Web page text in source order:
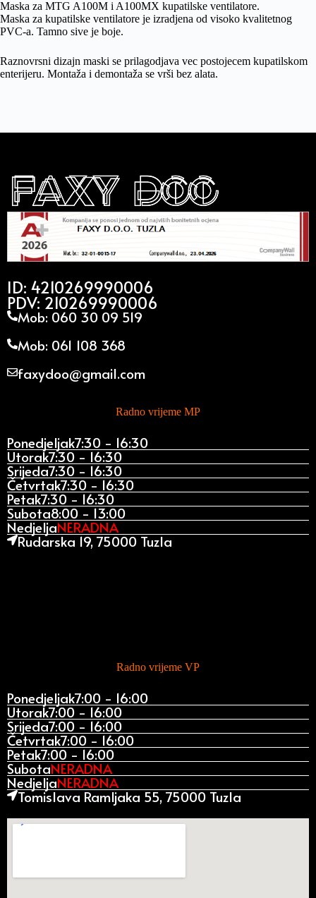
Maska za MTG A100M i A100MX kupatilske ventilatore.
Maska za kupatilske ventilatore je izradjena od visoko kvalitetnog
PVC-a. Tamno sive je boje.
Raznovrsni dizajn maski se prilagodjava vec postojecem kupatilskom
enterijeru. Montaža i demontaža se vrši bez alata.
ID: 4210269990006
PDV: 210269990006
Mob: 060 30 09 519
Mob: 061 108 368
faxydoo@gmail.com
Radno vrijeme MP
Ponedjeljak7:30 - 16:30
Utorak7:30 - 16:30
Srijeda7:30 - 16:30
Četvrtak7:30 - 16:30
Petak7:30 - 16:30
Subota8:00 - 13:00
NedjeljaNERADNA
Rudarska 19, 75000 Tuzla
Radno vrijeme VP
Ponedjeljak7:00 - 16:00
Utorak7:00 - 16:00
Srijeda7:00 - 16:00
Četvrtak7:00 - 16:00
Petak7:00 - 16:00
SubotaNERADNA
NedjeljaNERADNA
Tomislava Ramljaka 55, 75000 Tuzla